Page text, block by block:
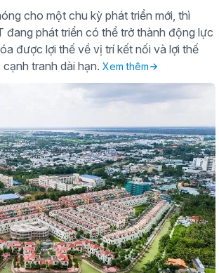
cho một chu kỳ phát triển mới, thì
đang phát triển có thể trở thành động lực
được lợi thế về vị trí kết nối và lợi thế
tranh dài hạn. Xem thêm